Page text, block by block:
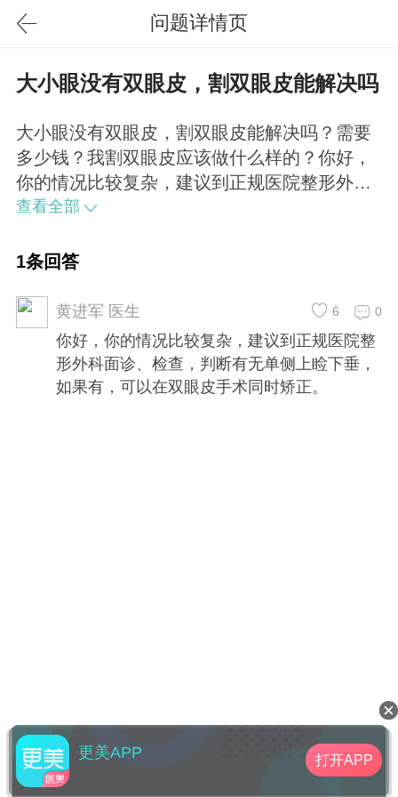
问题详情页
大小眼没有双眼皮，割双眼皮能解决吗
大小眼没有双眼皮，割双眼皮能解决吗？需要
多少钱？我割双眼皮应该做什么样的？你好，
你的情况比较复杂，建议到正规医院整形外科
面诊、检查，判断有无单侧上睑下垂，如果
查看全部
1条回答
黄进军 医生 0
6
你好，你的情况比较复杂，建议到正规医院整
形外科面诊、检查，判断有无单侧上睑下垂，
如果有，可以在双眼皮手术同时矫正。
更美APP 打开APP